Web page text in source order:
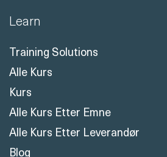
Learn
Training Solutions
Alle Kurs
Kurs
Alle Kurs Etter Emne
Alle Kurs Etter Leverandør
Blog